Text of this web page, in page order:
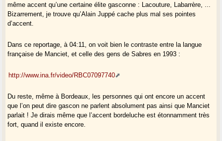
même accent qu’une certaine élite gasconne : Lacouture, Labarrère, ...
Bizarrement, je trouve qu’Alain Juppé cache plus mal ses pointes
d’accent.
Dans ce reportage, à 04:11, on voit bien le contraste entre la langue
française de Manciet, et celle des gens de Sabres en 1993 :
http://www.ina.fr/video/RBC07097740
Du reste, même à Bordeaux, les personnes qui ont encore un accent
que l’on peut dire gascon ne parlent absolument pas ainsi que Manciet
parlait ! Je dirais même que l’accent bordeluche est étonnamment très
fort, quand il existe encore.